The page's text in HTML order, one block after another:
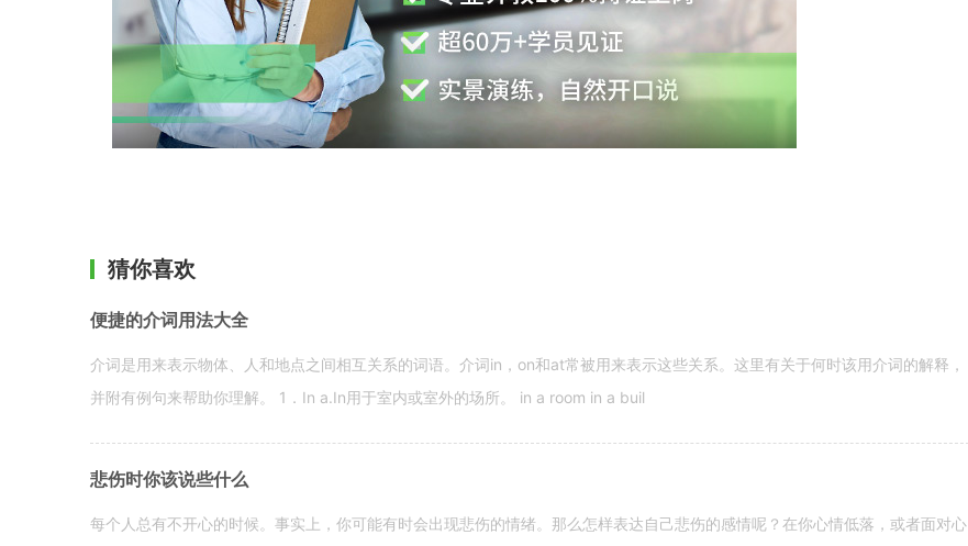
猜你喜欢
便捷的介词用法大全
介词是用来表示物体、人和地点之间相互关系的词语。介词in，on和at常被用来表示这些关系。这里有关于何时该用介词的解释，
并附有例句来帮助你理解。 1．In a.In用于室内或室外的场所。 in a room in a buil
悲伤时你该说些什么
每个人总有不开心的时候。事实上，你可能有时会出现悲伤的情绪。那么怎样表达自己悲伤的感情呢？在你心情低落，或者面对心